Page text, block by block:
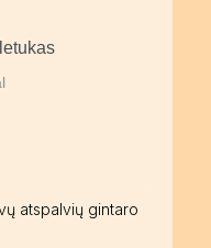
atspalvių gintaro